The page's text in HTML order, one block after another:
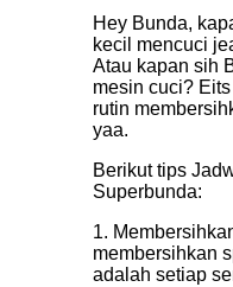
Hey Bunda,
kecil mencuci
Atau kapan sih
mesin cuci?
rutin
yaa.
Berikut tips
Superbunda:
1.
membersihkan
adalah setiap